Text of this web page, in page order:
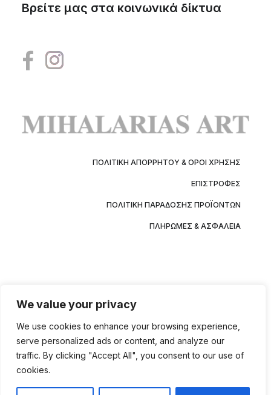
We value your privacy
We use cookies to enhance your browsing experience,
serve personalized ads or content, and analyze our
traffic. By clicking "Accept All", you consent to our use of
cookies.
Βρείτε μας στα κοινωνικά δίκτυα
ΠΟΛΙΤΙΚΉ ΑΠΟΡΡΉΤΟΥ & ΌΡΟΙ ΧΡΉΣΗΣ
ΕΠΙΣΤΡΟΦΈΣ
ΠΟΛΙΤΙΚΉ ΠΑΡΆΔΟΣΗΣ ΠΡΟΪΌΝΤΩΝ
ΠΛΗΡΩΜΈΣ & ΑΣΦΆΛΕΙΑ